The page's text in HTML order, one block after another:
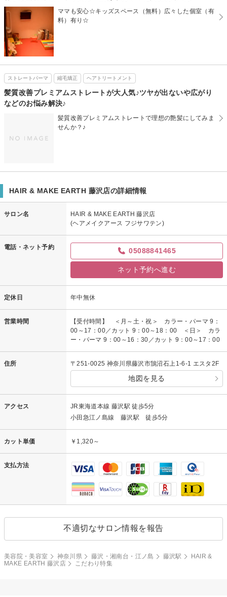
ママも安心☆キッズスペース（無料）広々した個室（有
料）有り☆
ストレートパーマ 縮毛矯正 ヘアトリートメント
髪質改善プレミアムストレートが大人気♪ツヤが出ないや広がり
などのお悩み解決♪
髪質改善プレミアムストレートで理想の艶髪にしてみま
せんか？♪
HAIR & MAKE EARTH 藤沢店の詳細情報
サロン名
HAIR & MAKE EARTH 藤沢店
(ヘアメイクアース フジサワテン)
電話・ネット予約 05088841465
ネット予約へ進む
定休日 年中無休
営業時間
【受付時間】 ＜月～土・祝＞ カラー・パーマ 9：
00～17：00／カット 9：00～18：00 ＜日＞ カラ
ー・パーマ 9：00～16：30／カット 9：00～17：00
住所 〒251-0025 神奈川県藤沢市鵠沼石上1-6-1 エスタ2F
地図を見る
アクセス
JR東海道本線 藤沢駅 徒歩5分
小田急江ノ島線 藤沢駅 徒歩5分
カット単価 ￥1,320～
支払方法
不適切なサロン情報を報告
美容院・美容室 神奈川県 藤沢・湘南台・江ノ島 藤沢駅
HAIR &
MAKE EARTH 藤沢店
こだわり特集